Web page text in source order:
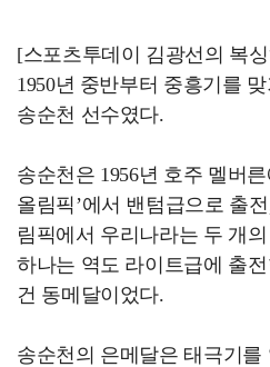
[스포츠투데이 김광선의 복
1950년 중반부터 중흥기를
송순천 선수였다.
송순천은 1956년 호주 멜버
올림픽’에서 밴텀급으로 출
림픽에서 우리나라는 두 개
하나는 역도 라이트급에 출
건 동메달이었다.
송순천의 은메달은 태극기